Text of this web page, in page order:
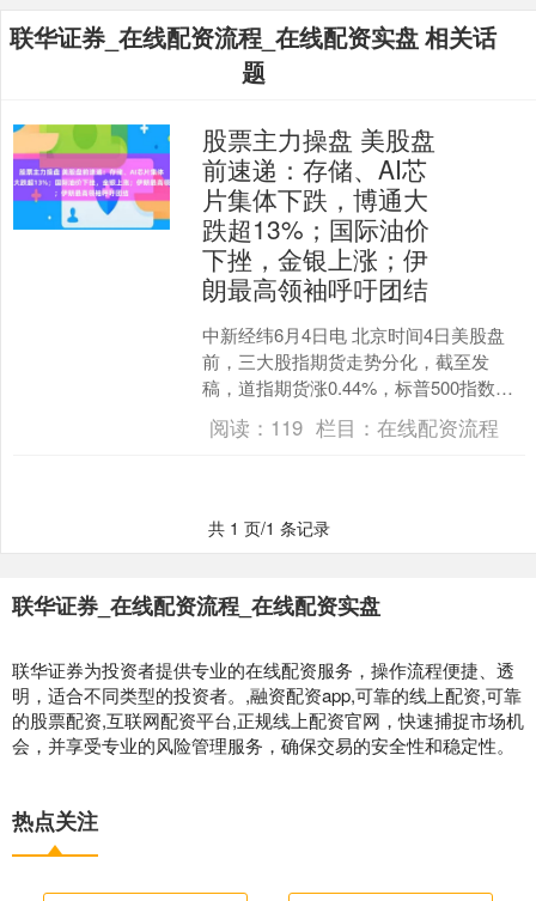
联华证券_在线配资流程_在线配资实盘 相关话
题
股票主力操盘 美股盘
前速递：存储、AI芯
片集体下跌，博通大
跌超13%；国际油价
下挫，金银上涨；伊
朗最高领袖呼吁团结
中新经纬6月4日电 北京时间4日美股盘
前，三大股指期货走势分化，截至发
稿，道指期货涨0.44%，标普500指数期
货跌0.42%股票主力操盘，纳指期货跌
1.15%....
阅读： 119 栏目： 在线配资流程
共 1 页/1 条记录
联华证券_在线配资流程_在线配资实盘
联华证券为投资者提供专业的在线配资服务，操作流程便捷、透
明，适合不同类型的投资者。,融资配资app,可靠的线上配资,可靠
的股票配资,互联网配资平台,正规线上配资官网，快速捕捉市场机
会，并享受专业的风险管理服务，确保交易的安全性和稳定性。
热点关注